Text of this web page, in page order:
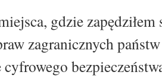
gdzie zapędziłem
zagranicznych